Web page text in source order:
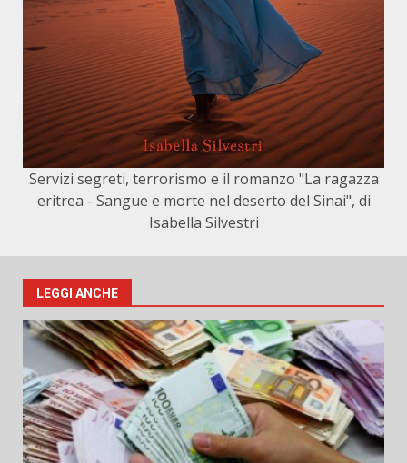
Servizi segreti, terrorismo e il romanzo "La ragazza
eritrea - Sangue e morte nel deserto del Sinai", di
Isabella Silvestri
LEGGI ANCHE